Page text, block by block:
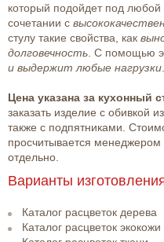
который подойдет под любой
сочетании с
стулу такие свойства, как
долговечность . С помощью
и выдержит любые нагрузки
Цена указана за кухонный
заказать изделие с обивкой
также с подпятниками.
просчитывается менеджером
отдельно.
Варианты
Каталог расцветок дерева
Каталог расцветок экокожи